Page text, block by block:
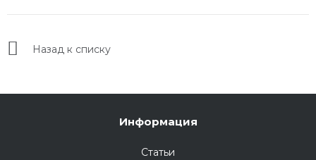
Назад к списку
Информация
Статьи